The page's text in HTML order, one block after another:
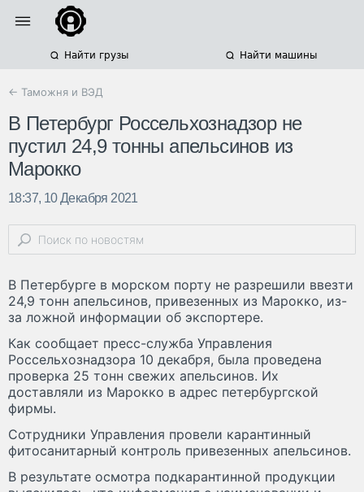
Найти грузы Найти машины
← Таможня и ВЭД
В Петербург Россельхознадзор не
пустил 24,9 тонны апельсинов из
Марокко
18:37, 10 Декабря 2021
В Петербурге в морском порту не разрешили ввезти
24,9 тонн апельсинов, привезенных из Марокко, из-
за ложной информации об экспортере.
Как сообщает пресс-служба Управления
Россельхознадзора 10 декабря, была проведена
проверка 25 тонн свежих апельсинов. Их
доставляли из Марокко в адрес петербургской
фирмы.
Сотрудники Управления провели карантинный
фитосанитарный контроль привезенных апельсинов.
В результате осмотра подкарантинной продукции